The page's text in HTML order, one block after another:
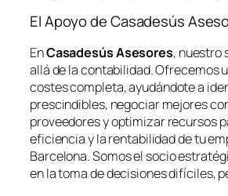
El Apoyo de Casadesús
EnCasadesús Asesores, nuestro
allá de la contabilidad. Ofrecemos
costes completa, ayudándote a
prescindibles, negociar mejores
proveedores y optimizar recursos
eficiencia y la rentabilidad de tu
Barcelona. Somos el socio
en la toma de decisiones difíciles,